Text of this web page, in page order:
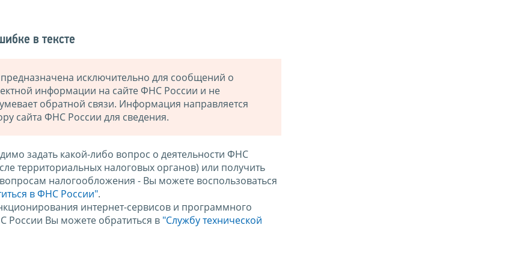
в тексте
исключительно для сообщений о
информации на сайте ФНС России и не
обратной связи. Информация направляется
сайта ФНС России для сведения.
задать какой-либо вопрос о деятельности ФНС
территориальных налоговых органов) или получить
налогообложения - Вы можете воспользоваться
в ФНС России".
интернет-сервисов и программного
России Вы можете обратиться в "Службу технической